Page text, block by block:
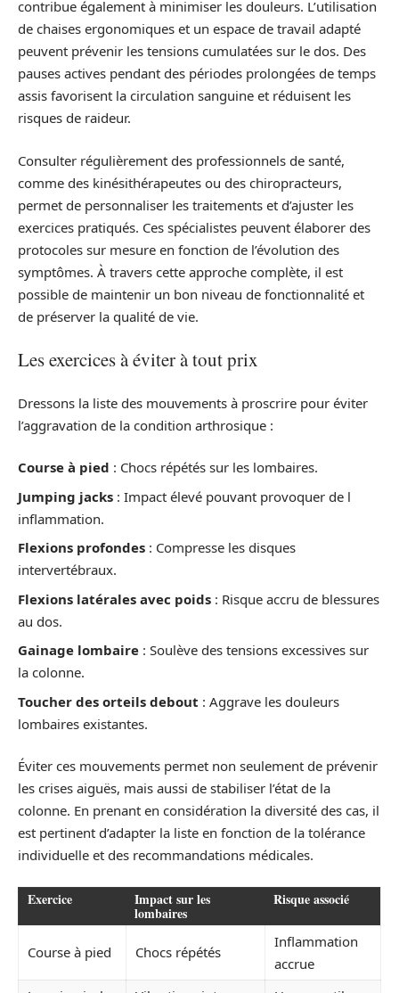
contribue également à minimiser les douleurs. L’utilisation
de chaises ergonomiques et un espace de travail adapté
peuvent prévenir les tensions cumulatées sur le dos. Des
pauses actives pendant des périodes prolongées de temps
assis favorisent la circulation sanguine et réduisent les
risques de raideur.
Consulter régulièrement des professionnels de santé,
comme des kinésithérapeutes ou des chiropracteurs,
permet de personnaliser les traitements et d’ajuster les
exercices pratiqués. Ces spécialistes peuvent élaborer des
protocoles sur mesure en fonction de l’évolution des
symptômes. À travers cette approche complète, il est
possible de maintenir un bon niveau de fonctionnalité et
de préserver la qualité de vie.
Les exercices à éviter à tout prix
Dressons la liste des mouvements à proscrire pour éviter
l’aggravation de la condition arthrosique :
Course à pied : Chocs répétés sur les lombaires.
Jumping jacks : Impact élevé pouvant provoquer de l
inflammation.
Flexions profondes : Compresse les disques
intervertébraux.
Flexions latérales avec poids : Risque accru de blessures
au dos.
Gainage lombaire : Soulève des tensions excessives sur
la colonne.
Toucher des orteils debout : Aggrave les douleurs
lombaires existantes.
Éviter ces mouvements permet non seulement de prévenir
les crises aiguës, mais aussi de stabiliser l’état de la
colonne. En prenant en considération la diversité des cas, il
est pertinent d’adapter la liste en fonction de la tolérance
individuelle et des recommandations médicales.
Exercice Impact sur les
lombaires
Risque associé
Course à pied Chocs répétés
Inflammation
accrue